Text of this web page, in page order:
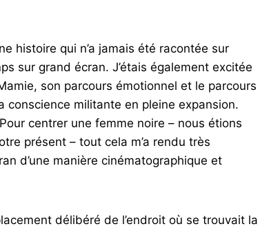
histoire qui n’a jamais été racontée sur
sur grand écran. J’étais également excitée
son parcours émotionnel et le parcours
conscience militante en pleine expansion.
centrer une femme noire – nous étions
présent – tout cela m’a rendu très
d’une manière cinématographique et
délibéré de l’endroit où se trouvait la